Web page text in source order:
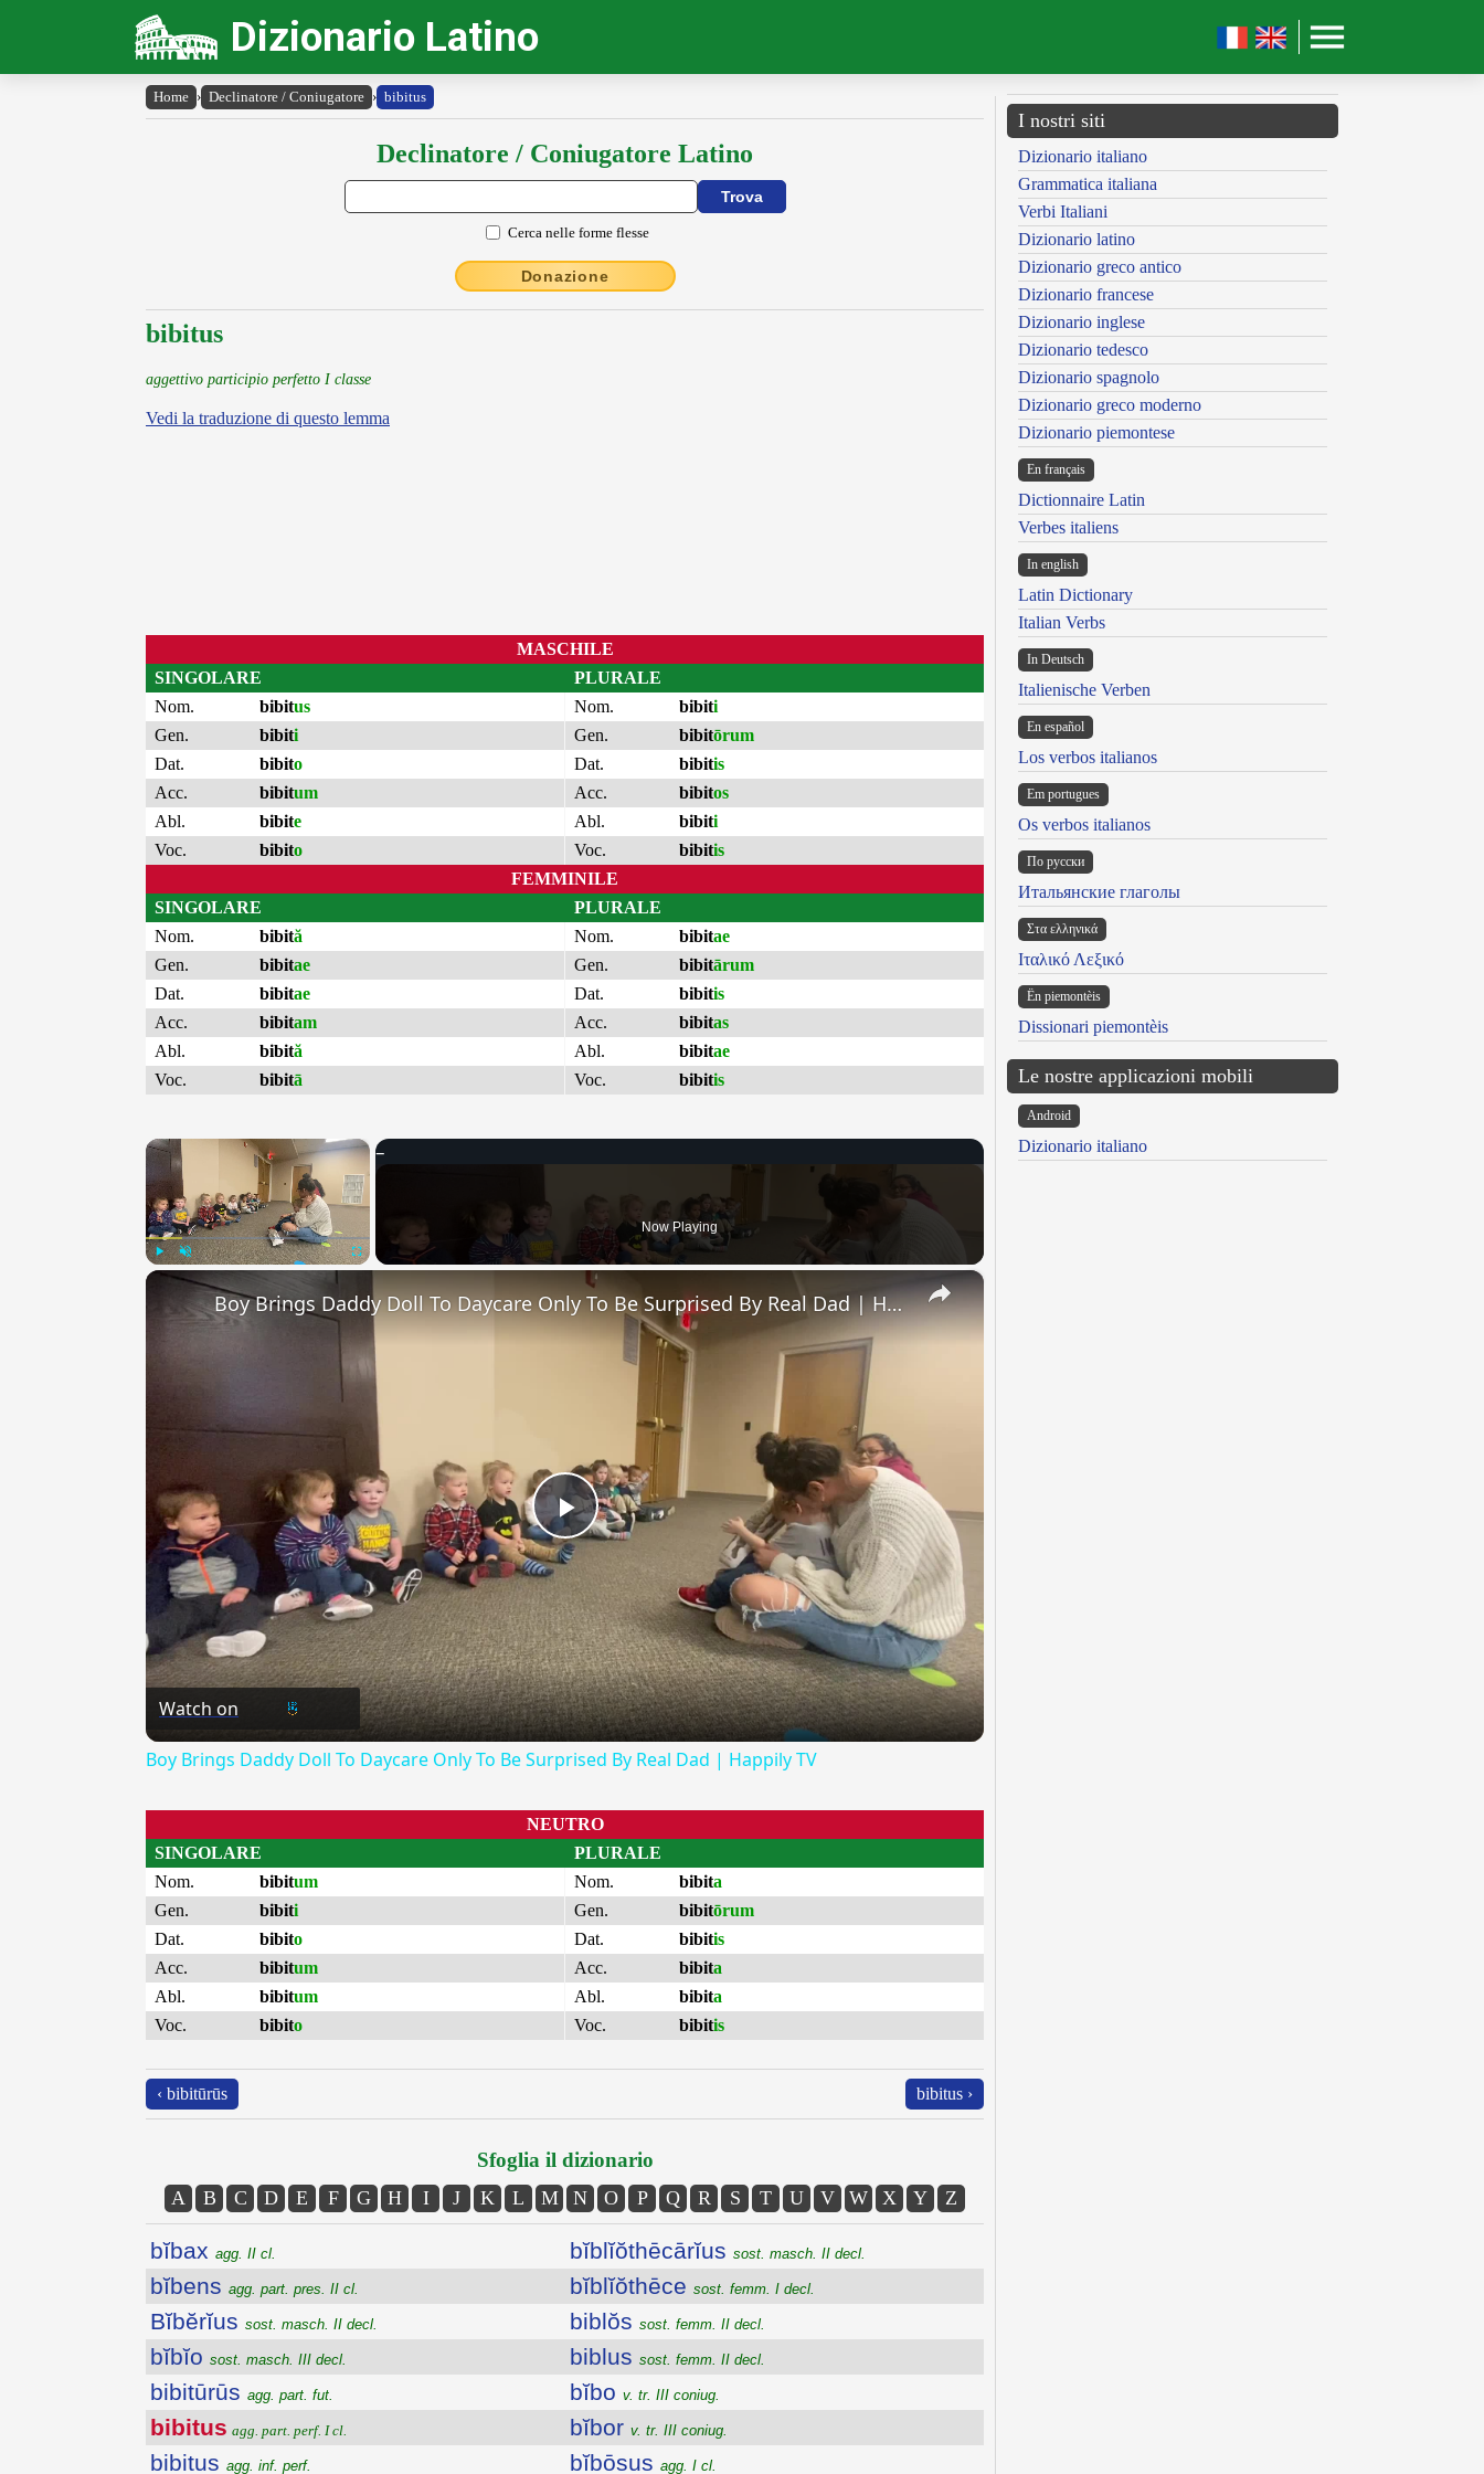
Dizionario Latino
Home › Declinatore / Coniugatore › bibitus
Declinatore / Coniugatore Latino
Cerca nelle forme flesse
Donazione
bibitus
aggettivo participio perfetto I classe
Vedi la traduzione di questo lemma
MASCHILE
SINGOLARE
Nom.
bibitus
Gen.
bibiti
Dat.
bibito
Acc.
bibitum
Abl.
bibite
Voc.
bibito
PLURALE
Nom.
bibiti
Gen.
bibitōrum
Dat.
bibitis
Acc.
bibitos
Abl.
bibiti
Voc.
bibitis
FEMMINILE
SINGOLARE
Nom.
bibită
Gen.
bibitae
Dat.
bibitae
Acc.
bibitam
Abl.
bibită
Voc.
bibitā
PLURALE
Nom.
bibitae
Gen.
bibitārum
Dat.
bibitis
Acc.
bibitas
Abl.
bibitae
Voc.
bibitis
×
Play
Now Playing
×
Play
Video
Boy Brings Daddy Doll To Daycare Only To Be Surprised By Real Dad | Happily TV
Watch on
Boy Brings Daddy Doll To Daycare Only To Be Surprised By Real Dad | Happily TV
NEUTRO
SINGOLARE
Nom.
bibitum
Gen.
bibiti
Dat.
bibito
Acc.
bibitum
Abl.
bibitum
Voc.
bibito
PLURALE
Nom.
bibita
Gen.
bibitōrum
Dat.
bibitis
Acc.
bibita
Abl.
bibita
Voc.
bibitis
‹ bibitūrūs bibitus ›
Sfoglia il dizionario
A B C D E F G H I J K L M N O P Q R S T U V W X Y Z
bĭbax agg. II cl.
bĭbens agg. part. pres. II cl.
Bĭbĕrĭus sost. masch. II decl.
bĭbĭo sost. masch. III decl.
bibitūrūs agg. part. fut.
bibitus agg. part. perf. I cl.
bibitus agg. inf. perf.
bĭblĭŏthēcārĭus sost. masch. II decl.
bĭblĭŏthēce sost. femm. I decl.
biblŏs sost. femm. II decl.
biblus sost. femm. II decl.
bĭbo v. tr. III coniug.
bĭbor v. tr. III coniug.
bĭbōsus agg. I cl.
I nostri siti
Dizionario italiano
Grammatica italiana
Verbi Italiani
Dizionario latino
Dizionario greco antico
Dizionario francese
Dizionario inglese
Dizionario tedesco
Dizionario spagnolo
Dizionario greco moderno
Dizionario piemontese
En français
Dictionnaire Latin
Verbes italiens
In english
Latin Dictionary
Italian Verbs
In Deutsch
Italienische Verben
En español
Los verbos italianos
Em portugues
Os verbos italianos
По русски
Итальянские глаголы
Στα ελληνικά
Ιταλικό Λεξικό
Ën piemontèis
Dissionari piemontèis
Le nostre applicazioni mobili
Android
Dizionario italiano